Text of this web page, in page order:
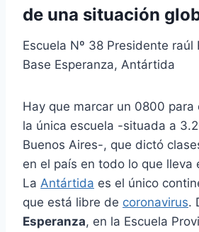
de una situación
Escuela Nº 38 Presidente raúl
Base Esperanza, Antártida
Hay que marcar un 0800 para
la única escuela -situada a
Buenos Aires-, que dictó
en el país en todo lo que lleva
La Antártida es el único
que está libre de coronavirus.
Esperanza, en la Escuela